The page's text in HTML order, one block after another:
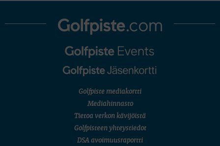
Golfpiste mediakortti
Mediahinnasto
Tietoa verkon kävijöistä
Golfpisteen yhteystiedot
DSA avoimuusraportti